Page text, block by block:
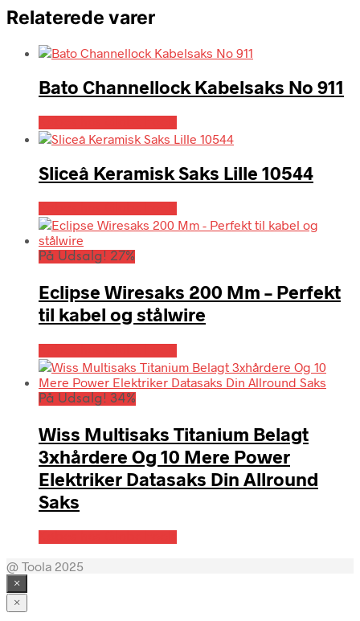
Relaterede varer
Bato Channellock Kabelsaks No 911
Sliceâ Keramisk Saks Lille 10544
På Udsalg! 27%
Eclipse Wiresaks 200 Mm – Perfekt
til kabel og stålwire
På Udsalg! 34%
Wiss Multisaks Titanium Belagt
3xhårdere Og 10 Mere Power
Elektriker Datasaks Din Allround
Saks
@ Toola 2025
×
×